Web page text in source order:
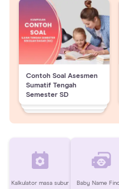
Contoh Soal Asesmen
Sumatif Tengah
Semester SD
Kalkulator masa subur Baby Name